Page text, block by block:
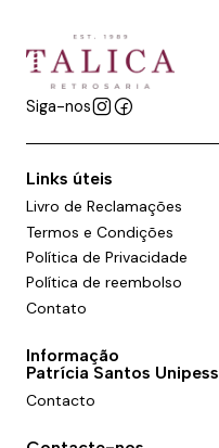
Siga-nos
Links úteis
Livro de Reclamações
Termos e Condições
Política de Privacidade
Política de reembolso
Contato
Informação
Patrícia Santos
Contacto